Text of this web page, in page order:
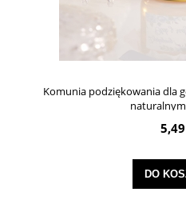
Komunia podziękowania dla
5,49
DO